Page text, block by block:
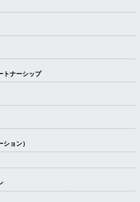
トナーシップ
ョン）